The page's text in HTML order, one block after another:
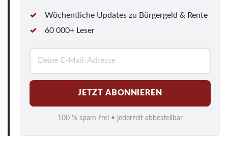
Wöchentliche Updates zu Bürgergeld & Rente
60 000+ Leser
M
a
i
l
*
JETZT ABONNIEREN
100 % spam-frei • jederzeit abbestellbar